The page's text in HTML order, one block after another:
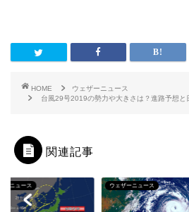
HOME
ウェザーニュース
台風29号2019の勢力や大きさは？進路予想と
関連記事
ーニュース ウェザーニュース